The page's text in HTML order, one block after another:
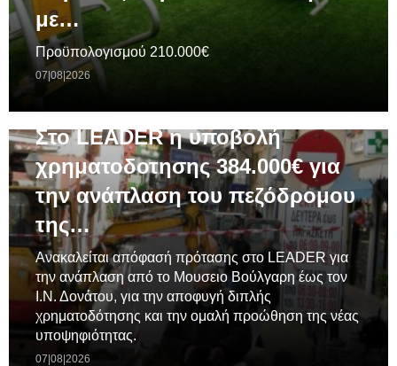
με…
Προϋπολογισμού 210.000€
07|08|2026
Στο LEADER η υποβολή
χρηματοδοτησης 384.000€ για
την ανάπλαση του πεζόδρομου
της…
Ανακαλείται απόφασή πρότασης στο LEADER για
την ανάπλαση από το Μουσειο Βούλγαρη έως τον
Ι.Ν. Δονάτου, για την αποφυγή διπλής
χρηματοδότησης και την ομαλή προώθηση της νέας
υποψηφιότητας.
07|08|2026